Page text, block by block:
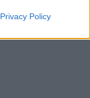
Privacy Policy